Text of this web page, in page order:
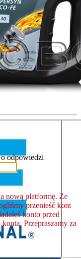
odpowiedzi
nową platformę. Ze
przenieść kont
konto przed
Przepraszamy za